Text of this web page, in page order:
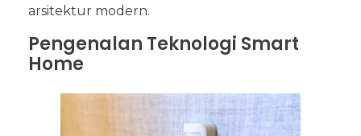
arsitektur modern.
Pengenalan Teknologi Smart
Home